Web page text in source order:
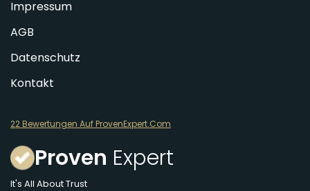
Impressum
AGB
Datenschutz
Kontakt
22 Bewertungen Auf ProvenExpert.Com
Proven Expert
It's All About Trust